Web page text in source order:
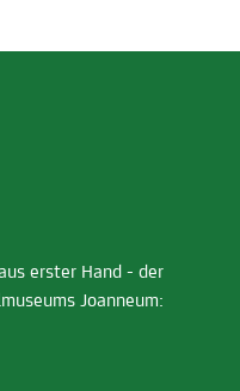
erster Hand - der
Joanneum: